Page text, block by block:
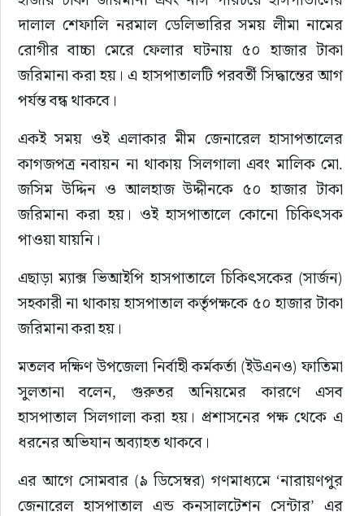
দালাল শেফালি নরমাল ডেলিভারির সময় লীমা নামের
রোগীর বাচ্চা মেরে ফেলার ঘটনায় ৫০ হাজার টাকা
জরিমানা করা হয়। এ হাসপাতালটি পরবর্তী সিদ্ধান্তের আগ
পর্যন্ত বন্ধ থাকবে।
একই সময় ওই এলাকার মীম জেনারেল হাসাপতালের
কাগজপত্র নবায়ন না থাকায় সিলগালা এবং মালিক মো.
জসিম উদ্দিন ও আলহাজ উদ্দীনকে ৫০ হাজার টাকা
জরিমানা করা হয়। ওই হাসপাতালে কোনো চিকিৎসক
পাওয়া যায়নি।
এছাড়া ম্যাক্স ভিআইপি হাসপাতালে চিকিৎসকের (সার্জন)
সহকারী না থাকায় হাসপাতাল কর্তৃপক্ষকে ৫০ হাজার টাকা
জরিমানা করা হয়।
মতলব দক্ষিণ উপজেলা নির্বাহী কর্মকর্তা (ইউএনও) ফাতিমা
সুলতানা বলেন, গুরুতর অনিয়মের কারণে এসব
হাসপাতাল সিলগালা করা হয়। প্রশাসনের পক্ষ থেকে এ
ধরনের অভিযান অব্যাহত থাকবে।
এর আগে সোমবার (৯ ডিসেম্বর) গণমাধ্যমে ‘নারায়ণপুর
জেনারেল হাসপাতাল এন্ড কনসালটেশন সেন্টার’ এর